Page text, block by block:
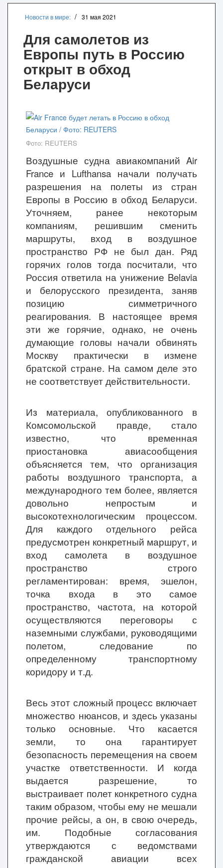
Новости в мире: 31 мая 2021
Для самолетов из
Европы путь в Россию
открыт в обход
Беларуси
Фото: REUTERS
Воздушные судна авиакомпаний Air
France и Lufthansa начали получать
разрешения на полеты из стран
Европы в Россию в обход Беларуси.
Уточняем, ранее некоторым
компаниям, решившим сменить
маршруты, вход в воздушное
пространство РФ не был дан. Ряд
горячих голов тогда посчитали, что
Россия ответила на унижение Belavia
и белорусского президента, заняв
позицию симметричного
реагирования. В настоящее время
эти же горячие, однако, не очень
думающие головы начали обвинять
Москву практически в измене
братской стране. На самом деле это
не соответствует действительности.
Из материала, опубликованного в
Комсомольской правде, стало
известно, что временная
приостановка авиасообщения
объясняется тем, что организация
работы воздушного транспорта, а
международного тем более, является
довольно непростым и
высокотехнологическим процессом.
Для каждого отдельного рейса
предусмотрен конкретный маршрут, и
вход самолета в воздушное
пространство строго
регламентирован: время, эшелон,
точка входа в это самое
пространство, частота, на которой
осуществляются переговоры с
наземными службами, руководящими
полетом, следование по
определенному транспортному
коридору и т.д.
Весь этот сложный процесс включает
множество нюансов, и здесь указаны
только основные. Что касается
земли, то она гарантирует
безопасность перемещения на своем
участке ответственности. И когда
выдается разрешение, то
выстраивает полет конкретного судна
таким образом, чтобы ему не мешали
прочие рейсы, а он, в свою очередь,
им. Подобные согласования
утверждаются с ведомствами
гражданской авиации всех